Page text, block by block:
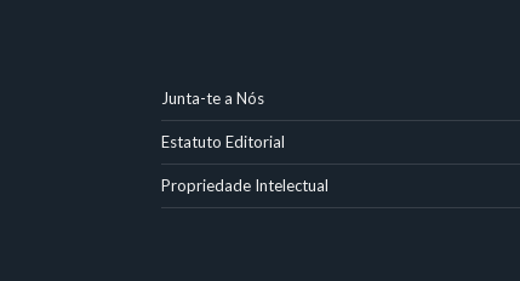
Junta-te a Nós
Estatuto Editorial
Propriedade Intelectual